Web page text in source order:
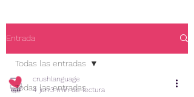
Entrada
Todas las entradas
Todas las entradas
crushlanguage
4 jun3 min de lectura